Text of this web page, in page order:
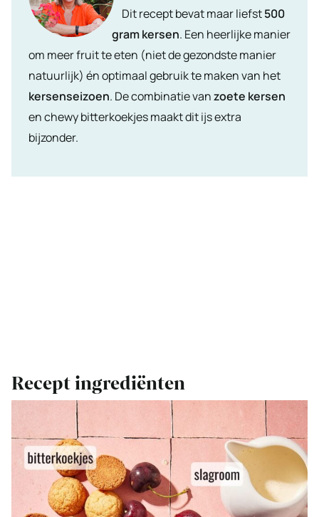
Dit recept bevat maar liefst500
gram kersen. Een heerlijke manier
om meer fruit te eten (niet de gezondste manier
natuurlijk) én optimaal gebruik te maken van het
kersenseizoen. De combinatie vanzoete kersen
en chewy bitterkoekjes maakt dit ijs extra
bijzonder.
Recept ingrediënten